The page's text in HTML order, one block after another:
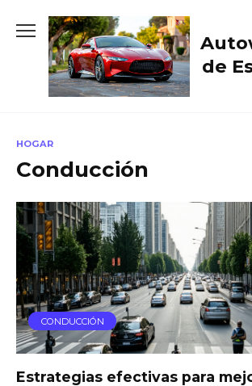
content
de
HOGAR
Conducción
CONDUCCIÓN
Estrategias efectivas para